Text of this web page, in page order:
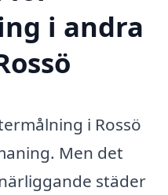
i andra
i Rossö
Men det
städer